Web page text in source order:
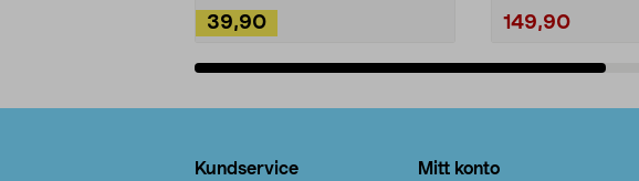
39,90 149,90
Kundservice Mitt konto